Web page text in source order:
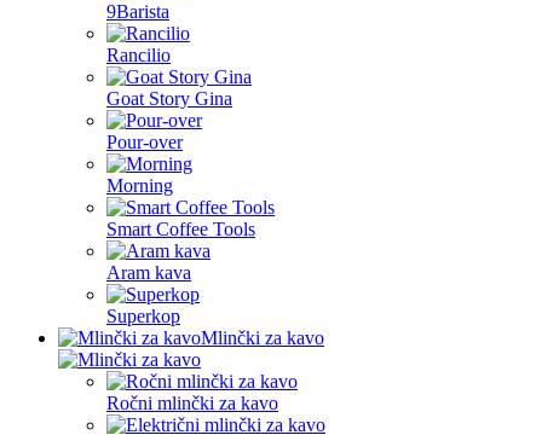
9Barista
Rancilio
Goat Story Gina
Pour-over
Morning
Smart Coffee Tools
Aram kava
Superkop
Mlinčki za kavo
Ročni mlinčki za kavo